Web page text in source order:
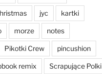
jyc kartki
morze notes
Pikotki Crew pincushion
remix Scrapujące Polki